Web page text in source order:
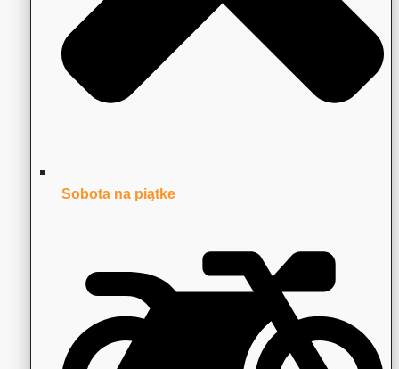
Sobota na piątke